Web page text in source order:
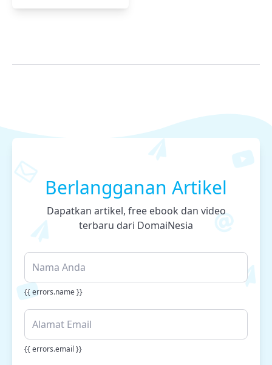
Berlangganan Artikel
Dapatkan artikel, free ebook dan video
terbaru dari DomaiNesia
{{ errors.name }}
{{ errors.email }}